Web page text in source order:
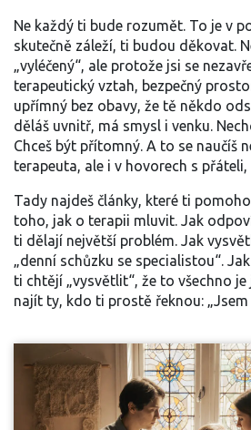
Ne každý ti bude rozumět. To je v
skutečně záleží, ti budou děkovat.
„vyléčený“, ale protože jsi se
terapeutický vztah, bezpečný
upřímný bez obavy, že tě někdo
děláš uvnitř, má smysl i venku.
Chceš být přítomný. A to se naučíš
terapeuta, ale i v hovorech s
Tady najdeš články, které ti
toho, jak o terapii mluvit. Jak
ti dělají největší problém. Jak
„denní schůzku se specialistou“.
ti chtějí „vysvětlit“, že to všechno je
najít ty, kdo ti prostě řeknou: